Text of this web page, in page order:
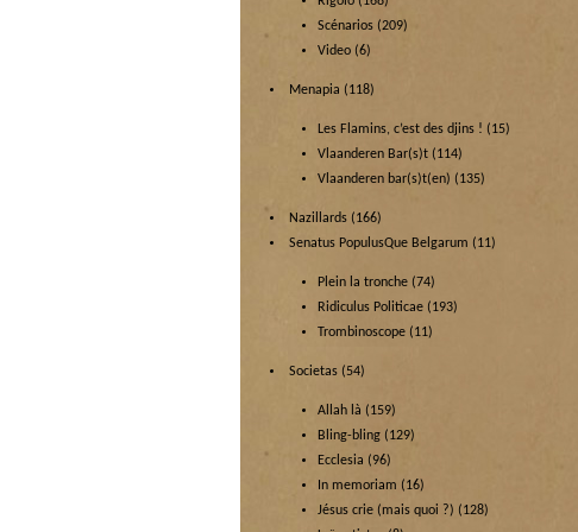
Scénarios (209)
Video (6)
Menapia (118)
Les Flamins, c’est des djins ! (15)
Vlaanderen Bar(s)t (114)
Vlaanderen bar(s)t(en) (135)
Nazillards (166)
Senatus PopulusQue Belgarum (11)
Plein la tronche (74)
Ridiculus Politicae (193)
Trombinoscope (11)
Societas (54)
Allah là (159)
Bling-bling (129)
Ecclesia (96)
In memoriam (16)
Jésus crie (mais quoi ?) (128)